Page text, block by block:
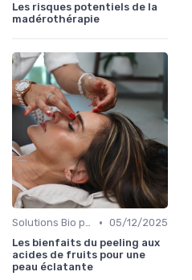
Les risques potentiels de la
madérothérapie
Solutions Bio pour Problèmes de Peau • 05/12/2025
Les bienfaits du peeling aux
acides de fruits pour une
peau éclatante